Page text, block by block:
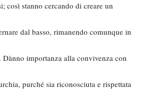
così stanno cercando di creare un
dal basso, rimanendo comunque in
importanza alla convivenza con
purché sia riconosciuta e rispettata